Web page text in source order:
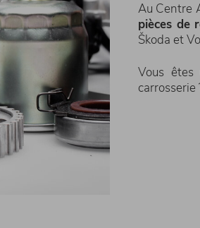
Au Centre
pièces de
Škoda et
Vous êtes
carrosserie